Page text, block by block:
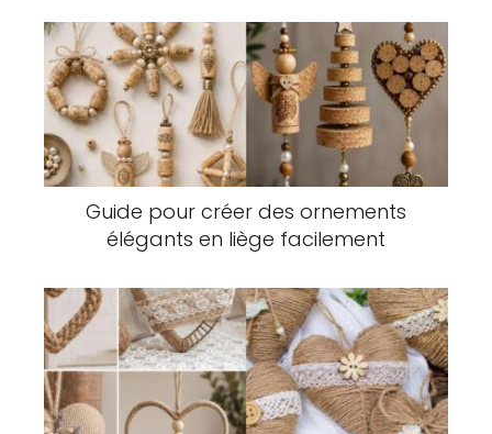
Guide pour créer des ornements
élégants en liège facilement